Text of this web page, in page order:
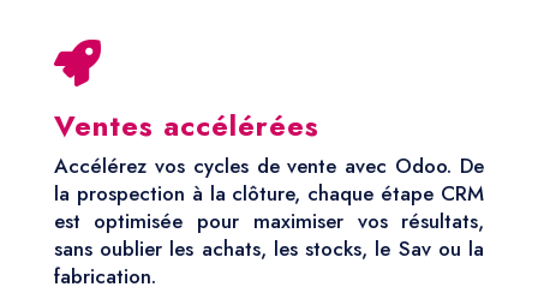

Ventes accélérées
Accélérez vos cycles de vente avec Odoo. De
la prospection à la clôture, chaque étape CRM
est optimisée pour maximiser vos résultats,
sans oublier les achats, les stocks, le Sav ou la
fabrication.